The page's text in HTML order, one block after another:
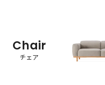
Chair
チェア